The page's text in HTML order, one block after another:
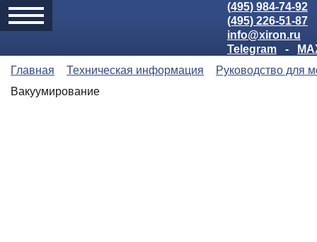
(495) 984-74-92
(495) 226-51-87
info@xiron.ru
Telegram
-
Главная
Техническая информация
Руководство для
Вакуумирование